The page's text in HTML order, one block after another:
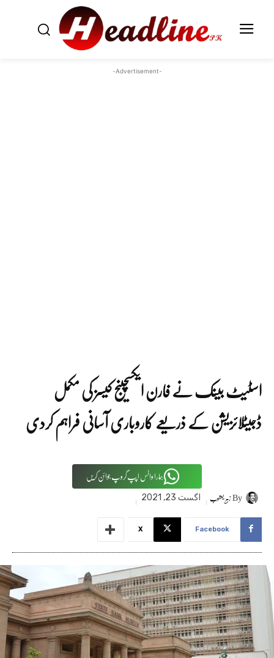
-Advertisement-
اسٹیٹ بینک نے فارن ایکسچینج کیسز کی مکمل
ڈجیٹلائزیشن کے ذریعے کاروباری آسانی فراہم کردی
ہمارا واٹس اپپ گروپ جوائن کریں
Byزبیر یعقوب اگست 23, 2021
Facebook
X